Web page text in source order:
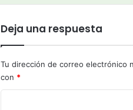
Deja una respuesta
Tu dirección de correo electrónico
con *